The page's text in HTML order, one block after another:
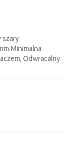
szary
Minimalna
Odwracalny